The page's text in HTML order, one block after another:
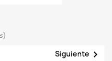
Siguiente 